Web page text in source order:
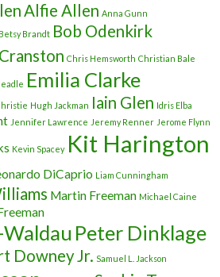
Alfie Allen Anna Gunn
Betsy Brandt Bob Odenkirk
Chris Hemsworth Christian Bale
Emilia Clarke
Hugh Jackman Iain Glen Idris Elba
Jennifer Lawrence Jeremy Renner Jerome Flynn
Kevin Spacey Kit Harington
DiCaprio Liam Cunningham
Martin Freeman Michael Caine
Peter Dinklage
Downey Jr. Samuel L. Jackson